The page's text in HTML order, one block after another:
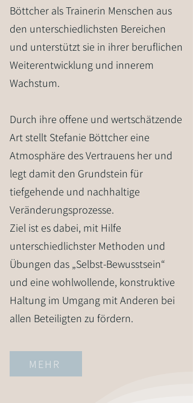
Böttcher als Trainerin Menschen aus
den unterschiedlichsten Bereichen
und unterstützt sie in ihrer beruflichen
Weiterentwicklung und innerem
Wachstum.
Durch ihre offene und wertschätzende
Art stellt Stefanie Böttcher eine
Atmosphäre des Vertrauens her und
legt damit den Grundstein für
tiefgehende und nachhaltige
Veränderungsprozesse.
Ziel ist es dabei, mit Hilfe
unterschiedlichster Methoden und
Übungen das „Selbst-Bewusstsein“
und eine wohlwollende, konstruktive
Haltung im Umgang mit Anderen bei
allen Beteiligten zu fördern.
MEHR